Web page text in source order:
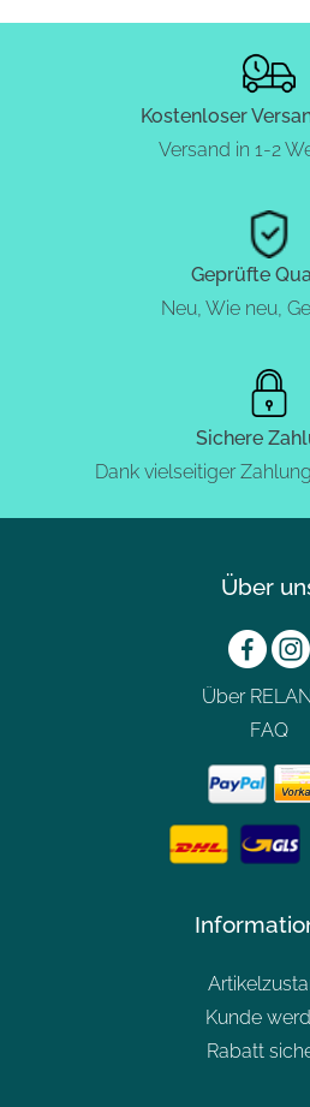
Kostenloser
Versand in 1-2
Geprüfte
Neu, Wie neu,
Sichere
Dank vielseitiger
Über
Über
FAQ
Kunde
Rabatt